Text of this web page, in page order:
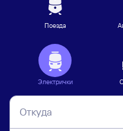
Поезда
Электрички
Откуда